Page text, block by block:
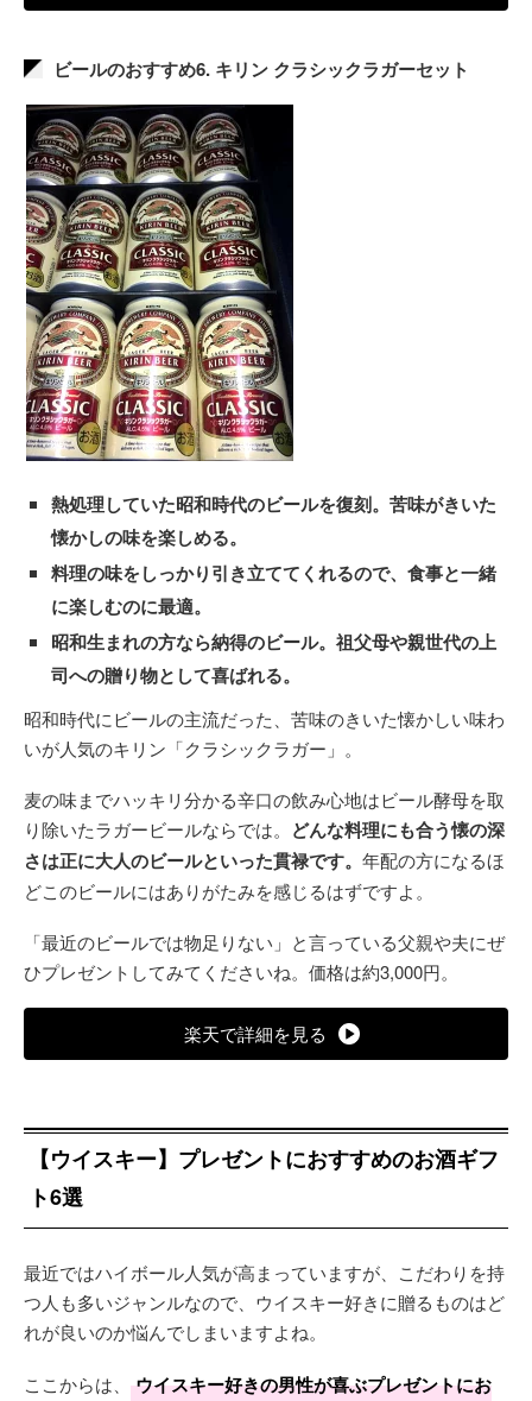
ビールのおすすめ6. キリン クラシックラガーセット
熱処理していた昭和時代のビールを復刻。苦味がきいた
懐かしの味を楽しめる。
料理の味をしっかり引き立ててくれるので、食事と一緒
に楽しむのに最適。
昭和生まれの方なら納得のビール。祖父母や親世代の上
司への贈り物として喜ばれる。
昭和時代にビールの主流だった、苦味のきいた懐かしい味わ
いが人気のキリン「クラシックラガー」。
麦の味までハッキリ分かる辛口の飲み心地はビール酵母を取
り除いたラガービールならでは。 どんな料理にも合う懐の深
さは正に大人のビールといった貫禄です。 年配の方になるほ
どこのビールにはありがたみを感じるはずですよ。
「最近のビールでは物足りない」と言っている父親や夫にぜ
ひプレゼントしてみてくださいね。価格は約3,000円。
楽天で詳細を見る
【ウイスキー】プレゼントにおすすめのお酒ギフ
ト6選
最近ではハイボール人気が高まっていますが、こだわりを持
つ人も多いジャンルなので、ウイスキー好きに贈るものはど
れが良いのか悩んでしまいますよね。
ここからは、
ウイスキー好きの男性が喜ぶプレゼントにお